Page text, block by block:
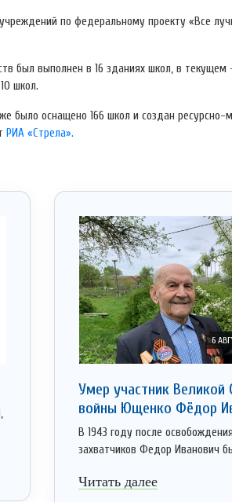
по федеральному проекту «Все
был выполнен в 16 зданиях школ, в текущем
школ.
было оснащено 166 школ и создан ресурсно-
РИА «Стрела».
6
Умер участник Великой
войны Ющенко Фёдор
В 1943 году после
захватчиков Федор Иванович
Читать далее